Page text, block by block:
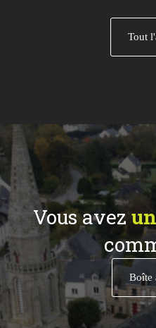
Tout
Vous avez
Boîte